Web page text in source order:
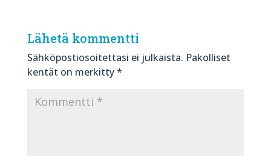
Lähetä kommentti
Sähköpostiosoitettasi ei julkaista. Pakolliset
kentät on merkitty*